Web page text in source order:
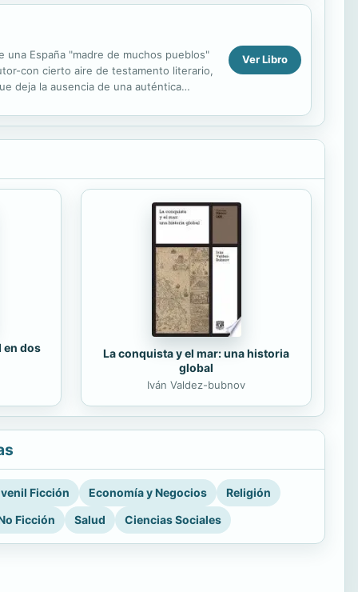
España "madre de muchos pueblos"
con cierto aire de testamento literario,
deja la ausencia de una auténtica
Ver Libro
en dos
La conquista y el mar: una historia
global
Iván Valdez-bubnov
Ficción Economía y Negocios
Religión
Ficción
Salud Ciencias Sociales